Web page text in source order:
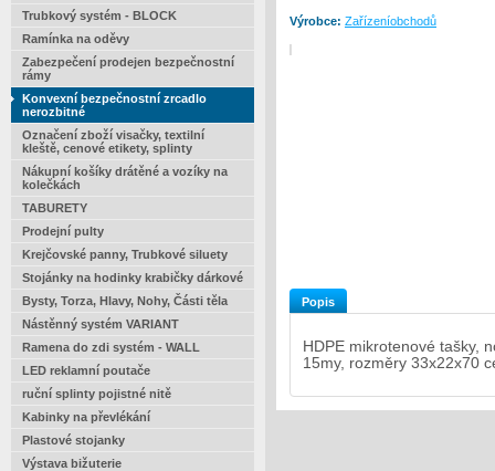
Trubkový systém - BLOCK
Ramínka na oděvy
Zabezpečení prodejen bezpečnostní
rámy
Konvexní bezpečnostní zrcadlo
nerozbitné
Označení zboží visačky, textilní
kleště, cenové etikety, splinty
Nákupní košíky drátěné a vozíky na
kolečkách
TABURETY
Prodejní pulty
Krejčovské panny, Trubkové siluety
Stojánky na hodinky krabičky dárkové
Bysty, Torza, Hlavy, Nohy, Části těla
Nástěnný systém VARIANT
Ramena do zdi systém - WALL
LED reklamní poutače
ruční splinty pojistné nitě
Kabinky na převlékání
Plastové stojanky
Výstava bižuterie
Výrobce: Zařízeníobchodů
Popis
HDPE mikrotenové tašky,
15my, rozměry 33x22x70